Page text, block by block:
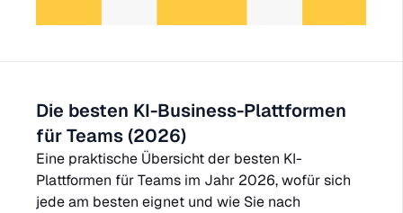
Die besten KI-Business-Plattformen
für Teams (2026)
Eine praktische Übersicht der besten KI-
Plattformen für Teams im Jahr 2026, wofür sich
jede am besten eignet und wie Sie nach